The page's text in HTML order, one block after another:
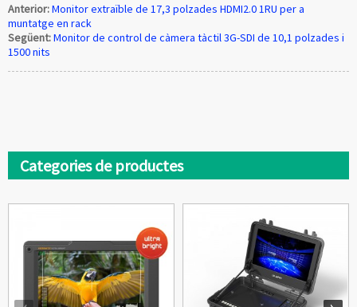
Anterior:Monitor extraïble de 17,3 polzades HDMI2.0 1RU per a
muntatge en rack
Següent:Monitor de control de càmera tàctil 3G-SDI de 10,1 polzades i
1500 nits
Categories de productes